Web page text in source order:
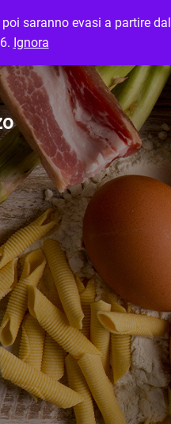
saranno evasi a partire dal
Ignora
LOGIN